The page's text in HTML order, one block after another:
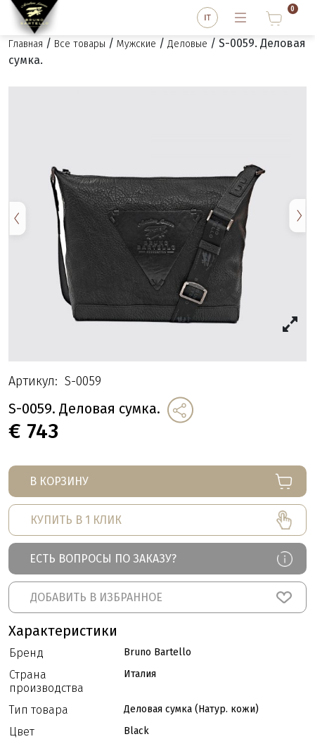
0
Главная / Все товары / Мужские / Деловые / S-0059. Деловая
сумка.
Артикул: S-0059
S-0059. Деловая сумка.
€ 743
В КОРЗИНУ
КУПИТЬ В 1 КЛИК
ЕСТЬ ВОПРОСЫ ПО ЗАКАЗУ?
ДОБАВИТЬ В ИЗБРАННОЕ
Характеристики
Бренд Bruno Bartello
Страна
производства
Италия
Тип товара Деловая сумка (Натур. кожи)
Цвет Black